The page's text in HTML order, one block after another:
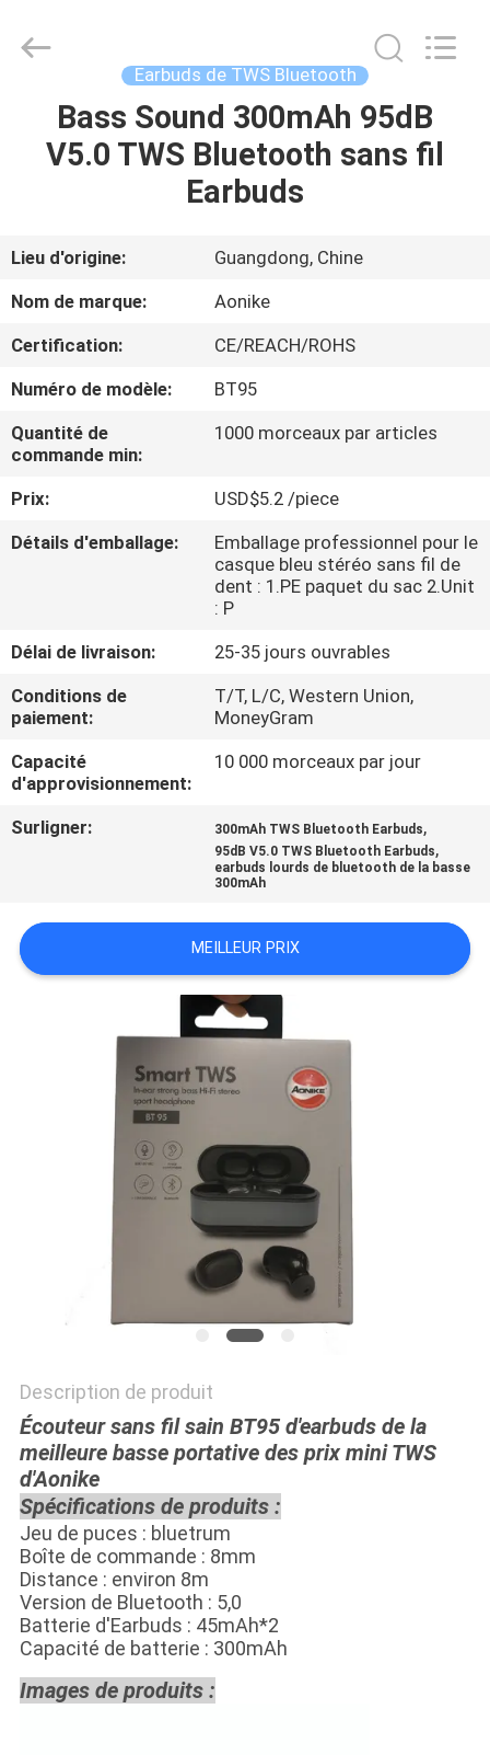
MAISON
AU
SUJET
DE
VISITE
CONTRÔLE
CONTACTEZ-
NOUS
DEMANDEZ
UNE
PLAN
DU
PRIVACY
Electronics
Co,ltd.
Earbuds de TWS Bluetooth
Bass Sound 300mAh 95dB
V5.0 TWS Bluetooth sans fil
Earbuds
Lieu d'origine:
Guangdong, Chine
Nom de marque:
Aonike
Certification:
CE/REACH/ROHS
Numéro de modèle:
BT95
Quantité de
commande min:
1000 morceaux par articles
Prix:
USD$5.2 /piece
Détails d'emballage:
Emballage professionnel pour le
casque bleu stéréo sans fil de
dent : 1.PE paquet du sac 2.Unit
: P
Délai de livraison:
25-35 jours ouvrables
Conditions de
paiement:
T/T, L/C, Western Union,
MoneyGram
Capacité
d'approvisionnement:
10 000 morceaux par jour
Surligner: 300mAh TWS Bluetooth Earbuds,
95dB V5.0 TWS Bluetooth Earbuds,
earbuds lourds de bluetooth de la basse
300mAh
MEILLEUR PRIX
Description de produit
Écouteur sans fil sain BT95 d'earbuds de la
meilleure basse portative des prix mini TWS
d'Aonike
Spécifications de produits :
Jeu de puces : bluetrum
Boîte de commande : 8mm
Distance : environ 8m
Version de Bluetooth : 5,0
Batterie d'Earbuds : 45mAh*2
Capacité de batterie : 300mAh
Images de produits :